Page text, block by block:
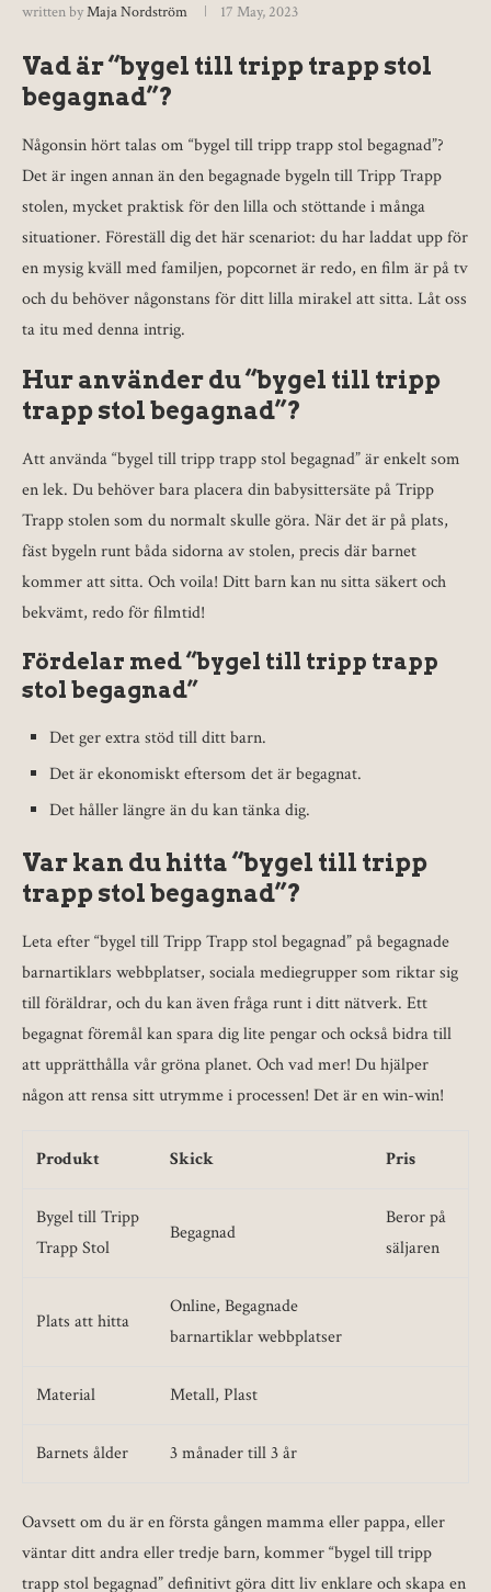
written byMaja Nordström 17 May, 2023
Vad är “bygel till tripp trapp stol
begagnad”?
Någonsin hört talas om “bygel till tripp trapp stol begagnad”?
Det är ingen annan än den begagnade bygeln till Tripp Trapp
stolen, mycket praktisk för den lilla och stöttande i många
situationer. Föreställ dig det här scenariot: du har laddat upp för
en mysig kväll med familjen, popcornet är redo, en film är på tv
och du behöver någonstans för ditt lilla mirakel att sitta. Låt oss
ta itu med denna intrig.
Hur använder du “bygel till tripp
trapp stol begagnad”?
Att använda “bygel till tripp trapp stol begagnad” är enkelt som
en lek. Du behöver bara placera din babysittersäte på Tripp
Trapp stolen som du normalt skulle göra. När det är på plats,
fäst bygeln runt båda sidorna av stolen, precis där barnet
kommer att sitta. Och voila! Ditt barn kan nu sitta säkert och
bekvämt, redo för filmtid!
Fördelar med “bygel till tripp trapp
stol begagnad”
Det ger extra stöd till ditt barn.
Det är ekonomiskt eftersom det är begagnat.
Det håller längre än du kan tänka dig.
Var kan du hitta “bygel till tripp
trapp stol begagnad”?
Leta efter “bygel till Tripp Trapp stol begagnad” på begagnade
barnartiklars webbplatser, sociala mediegrupper som riktar sig
till föräldrar, och du kan även fråga runt i ditt nätverk. Ett
begagnat föremål kan spara dig lite pengar och också bidra till
att upprätthålla vår gröna planet. Och vad mer! Du hjälper
någon att rensa sitt utrymme i processen! Det är en win-win!
Produkt Skick Pris
Bygel till Tripp
Trapp Stol
Begagnad
Beror på
säljaren
Plats att hitta
Online, Begagnade
barnartiklar webbplatser
Material Metall, Plast
Barnets ålder 3 månader till 3 år
Oavsett om du är en första gången mamma eller pappa, eller
väntar ditt andra eller tredje barn, kommer “bygel till tripp
trapp stol begagnad” definitivt göra ditt liv enklare och skapa en